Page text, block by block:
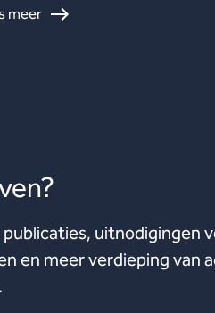
meer
uitnodigingen
en meer verdieping van